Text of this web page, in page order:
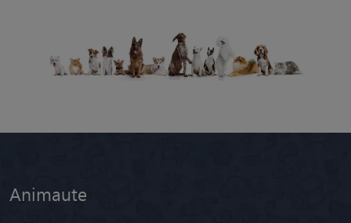
Animaute